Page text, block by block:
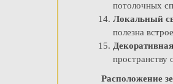
потолочных
Локальный
полезна
пространству
Расположение